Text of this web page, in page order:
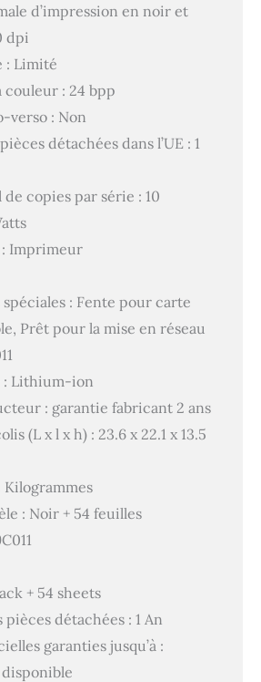
d’impression en noir et
dpi
: Limité
couleur : 24 bpp
verso : Non
détachées dans l’UE : 1
copies par série : 10
Imprimeur
: Fente pour carte
Prêt pour la mise en réseau
: Lithium-ion
: garantie fabricant 2 ans
(L x l x h) : 23.6 x 22.1 x 13.5
Kilogrammes
: Noir + 54 feuilles
+ 54 sheets
détachées : 1 An
garanties jusqu’à :